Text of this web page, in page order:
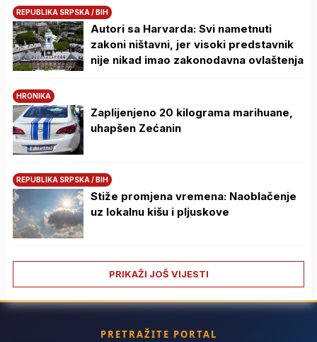
REPUBLIKA SRPSKA / BIH
Autori sa Harvarda: Svi nametnuti
zakoni ništavni, jer visoki predstavnik
nije nikad imao zakonodavna ovlaštenja
HRONIKA
Zaplijenjeno 20 kilograma marihuane,
uhapšen Zećanin
REPUBLIKA SRPSKA / BIH
Stiže promjena vremena: Naoblačenje
uz lokalnu kišu i pljuskove
PRIKAŽI JOŠ VIJESTI
PRETRAŽITE PORTAL